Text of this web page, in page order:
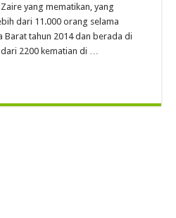
yang mematikan, yang
dari 11.000 orang selama
Barat tahun 2014 dan berada di
2200 kematian di …